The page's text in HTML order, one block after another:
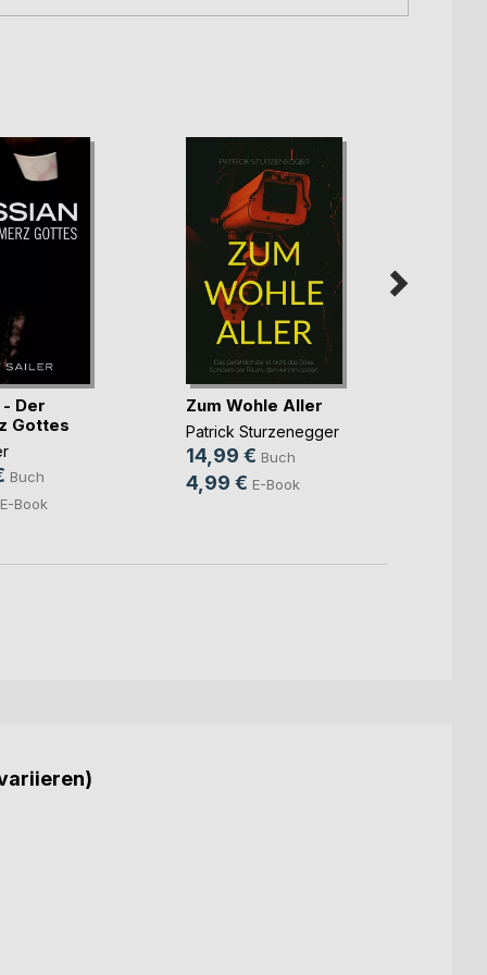
- Der
Gottes
Buch
E-Book
Zum Wohle Aller
Patrick Sturzenegger
14,99 € Buch
4,99 € E-Book